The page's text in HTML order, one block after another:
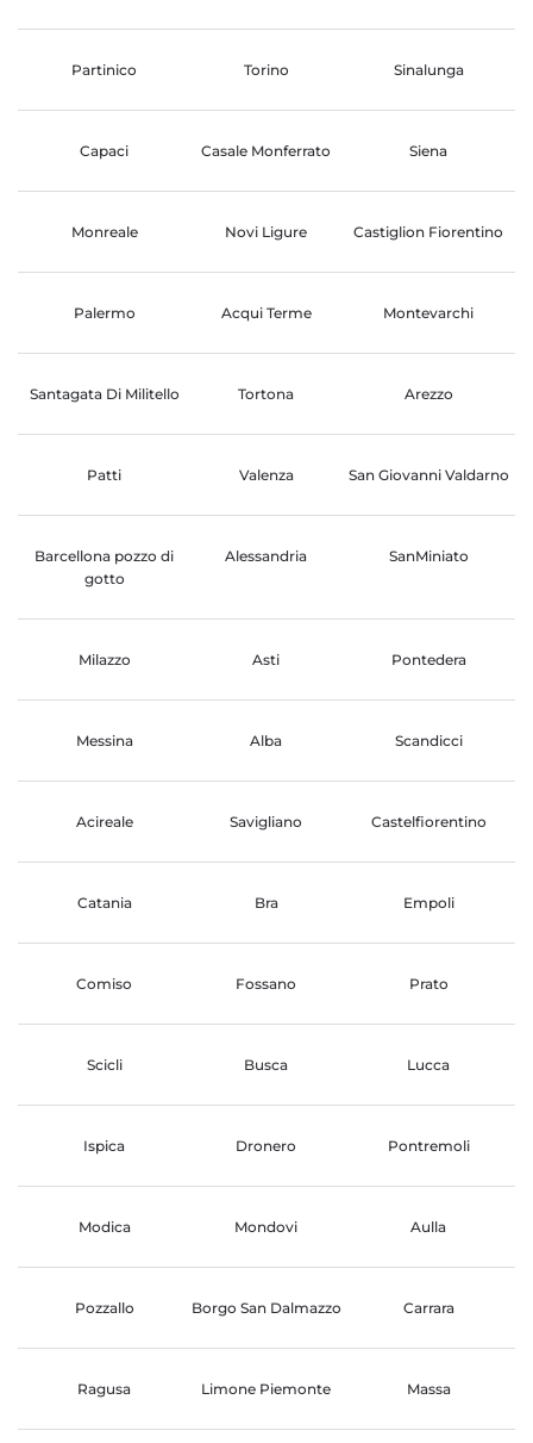
Partinico Torino Sinalunga
Capaci Casale Monferrato Siena
Monreale Novi Ligure Castiglion Fiorentino
Palermo Acqui Terme Montevarchi
Santagata Di Militello Tortona Arezzo
Patti Valenza San Giovanni Valdarno
Barcellona pozzo di
gotto
Alessandria SanMiniato
Milazzo Asti Pontedera
Messina Alba Scandicci
Acireale Savigliano Castelfiorentino
Catania Bra Empoli
Comiso Fossano Prato
Scicli Busca Lucca
Ispica Dronero Pontremoli
Modica Mondovi Aulla
Pozzallo Borgo San Dalmazzo Carrara
Ragusa Limone Piemonte Massa